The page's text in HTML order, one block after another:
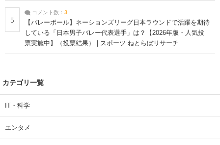
5
コメント数： 3
【バレーボール】ネーションズリーグ日本ラウンドで活躍を期待
している「日本男子バレー代表選手」は？【2026年版・人気投
票実施中】（投票結果） | スポーツ ねとらぼリサーチ
カテゴリ一覧
IT・科学
エンタメ